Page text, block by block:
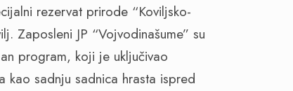
rezervat prirode “Koviljsko-
Zaposleni JP “Vojvodinašume” su
program, koji je uključivao
kao sadnju sadnica hrasta ispred